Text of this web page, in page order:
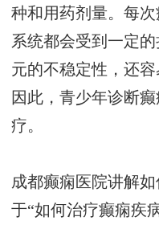
种和用药剂量。每
系统都会受到一定
元的不稳定性，还容
因此，青少年诊断
疗。
成都癫痫医院讲解
于“如何治疗癫痫疾